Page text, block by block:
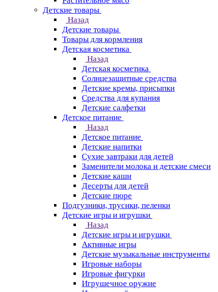
Детские товары
Назад
Детские товары
Товары для кормления
Детская косметика
Назад
Детская косметика
Солнцезащитные средства
Детские кремы, присыпки
Средства для купания
Детские салфетки
Детское питание
Назад
Детское питание
Детские напитки
Сухие завтраки для детей
Заменители молока и детские смеси
Детские каши
Десерты для детей
Детские пюре
Подгузники, трусики, пеленки
Детские игры и игрушки
Назад
Детские игры и игрушки
Активные игры
Детские музыкальные инструменты
Игровые наборы
Игровые фигурки
Игрушечное оружие